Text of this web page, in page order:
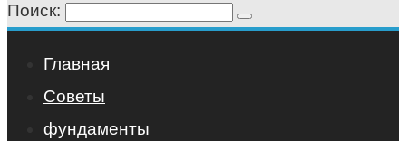
Поиск:
Главная
Советы
фундаменты